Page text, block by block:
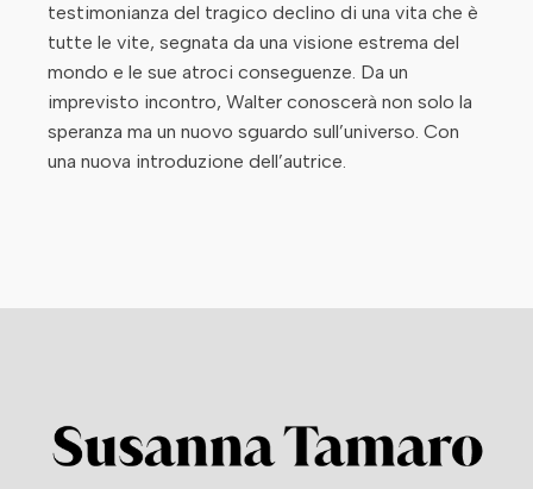
testimonianza del tragico declino di una vita che è
tutte le vite, segnata da una visione estrema del
mondo e le sue atroci conseguenze. Da un
imprevisto incontro, Walter conoscerà non solo la
speranza ma un nuovo sguardo sull’universo. Con
una nuova introduzione dell’autrice.